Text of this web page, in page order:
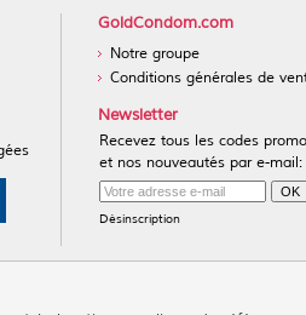
GoldCondom.com
Notre groupe
Conditions générales de
Newsletter
Recevez tous les codes
et nos nouveautés par e-mail:
Désinscription